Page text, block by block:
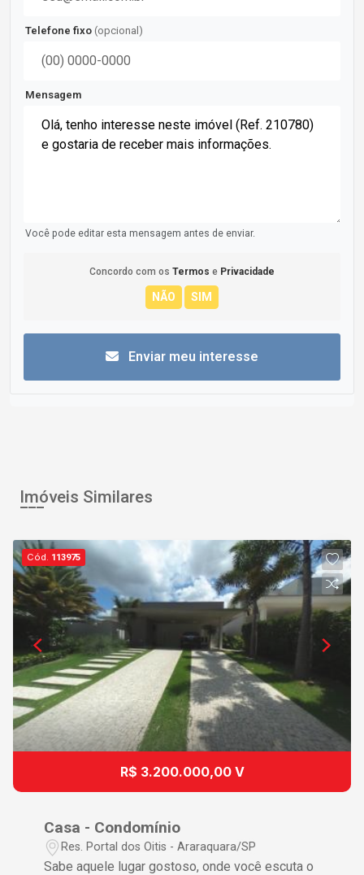
Telefone fixo (opcional)
Mensagem
Você pode editar esta mensagem antes de enviar.
Concordo com os Termos e Privacidade
Enviar meu interesse
Imóveis Similares
Cód. 113975
R$ 3.200.000,00 V
Casa - Condomínio
Res. Portal dos Oitis - Araraquara/SP
Sabe aquele lugar gostoso, onde você escuta o